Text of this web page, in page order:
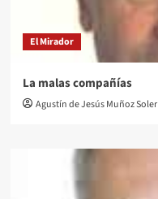
El Mirador
La malas compañías
Agustín de Jesús Muñoz Soler